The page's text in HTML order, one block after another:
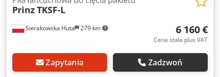
Sierakowska Huta 279 km
PrinzTKSF-L
6 160 €
Cena stała plus VAT
Zapytania Zadzwoń